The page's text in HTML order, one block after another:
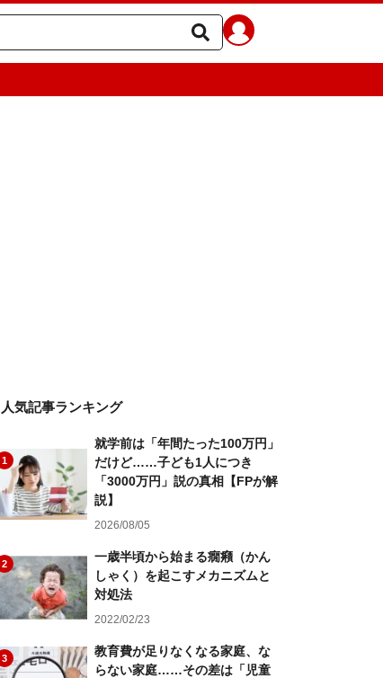
人気記事ランキング
1
就学前は「年間たった100万円」
だけど……子ども1人につき
「3000万円」説の真相【FPが解
説】
2026/08/05
2
一歳半頃から始まる癇癪（かん
しゃく）を起こすメカニズムと
対処法
2022/02/23
3
教育費が足りなくなる家庭、な
らない家庭……その差は「児童